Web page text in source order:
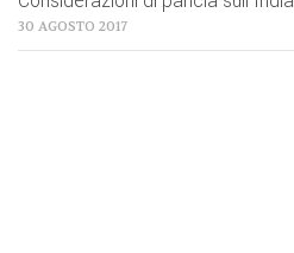
30 AGOSTO 2017